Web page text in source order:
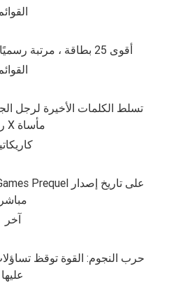
Magic The Gathering: أقوى 25 بطاقة ، مرتبة رسميًا
تسلط الكلمات الأخيرة لرجل
رجال X مأساة
مباشر
آخر
حرب النجوم: القوة توقظ
عليها